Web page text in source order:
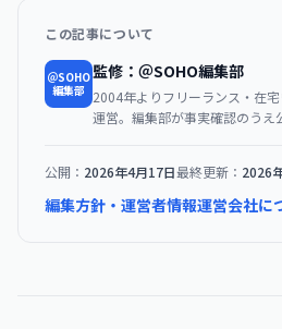
この記事について
＠SOHO
編集部
監修：＠SOHO編集部
2004年よりフリーランス・在
運営。編集部が事実確認のうえ
公開： 2026年4月17日最終更新： 2026
編集方針・運営者情報運営会社に